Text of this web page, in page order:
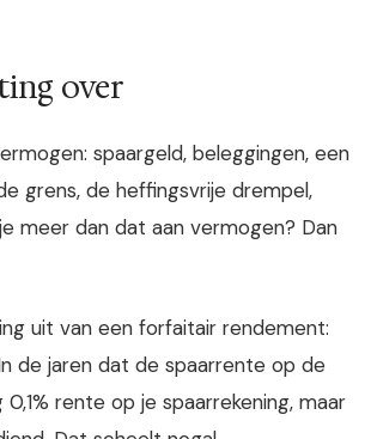
over
spaargeld, beleggingen, een
grens, de heffingsvrije drempel,
meer dan dat aan vermogen? Dan
uit van een forfaitair rendement:
de jaren dat de spaarrente op de
rente op je spaarrekening, maar